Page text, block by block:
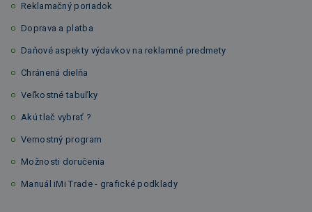
Reklamačný poriadok
Doprava a platba
Daňové aspekty výdavkov na reklamné predmety
Chránená dielňa
Veľkostné tabuľky
Akú tlač vybrať ?
Vernostný program
Možnosti doručenia
Manuál iMi Trade - grafické podklady